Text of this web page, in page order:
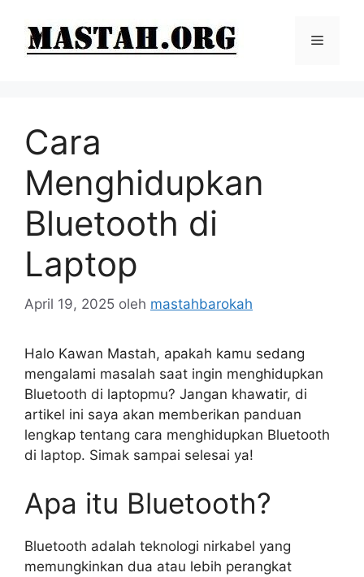
Menu
Cara
Menghidupkan
Bluetooth di
Laptop
April 19, 2025 oleh mastahbarokah
Halo Kawan Mastah, apakah kamu sedang
mengalami masalah saat ingin menghidupkan
Bluetooth di laptopmu? Jangan khawatir, di
artikel ini saya akan memberikan panduan
lengkap tentang cara menghidupkan Bluetooth
di laptop. Simak sampai selesai ya!
Apa itu Bluetooth?
Bluetooth adalah teknologi nirkabel yang
memungkinkan dua atau lebih perangkat